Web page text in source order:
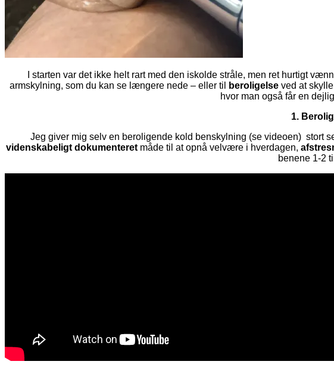
I starten var det ikke helt rart med den iskolde stråle, men ret hurtigt
armskylning, som du kan se længere nede – eller til
beroligelseved at skylle
hvor man også får en
1.
Jeg giver mig selv en beroligende kold benskylning (se videoen) stort
videnskabeligt dokumenteretmåde til at opnå velvære i hverdagen,
benene 1-2